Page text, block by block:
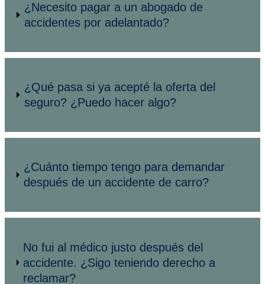
¿Necesito pagar a un abogado de
accidentes por adelantado?
¿Qué pasa si ya acepté la oferta del
seguro? ¿Puedo hacer algo?
¿Cuánto tiempo tengo para demandar
después de un accidente de carro?
No fui al médico justo después del
accidente. ¿Sigo teniendo derecho a
reclamar?